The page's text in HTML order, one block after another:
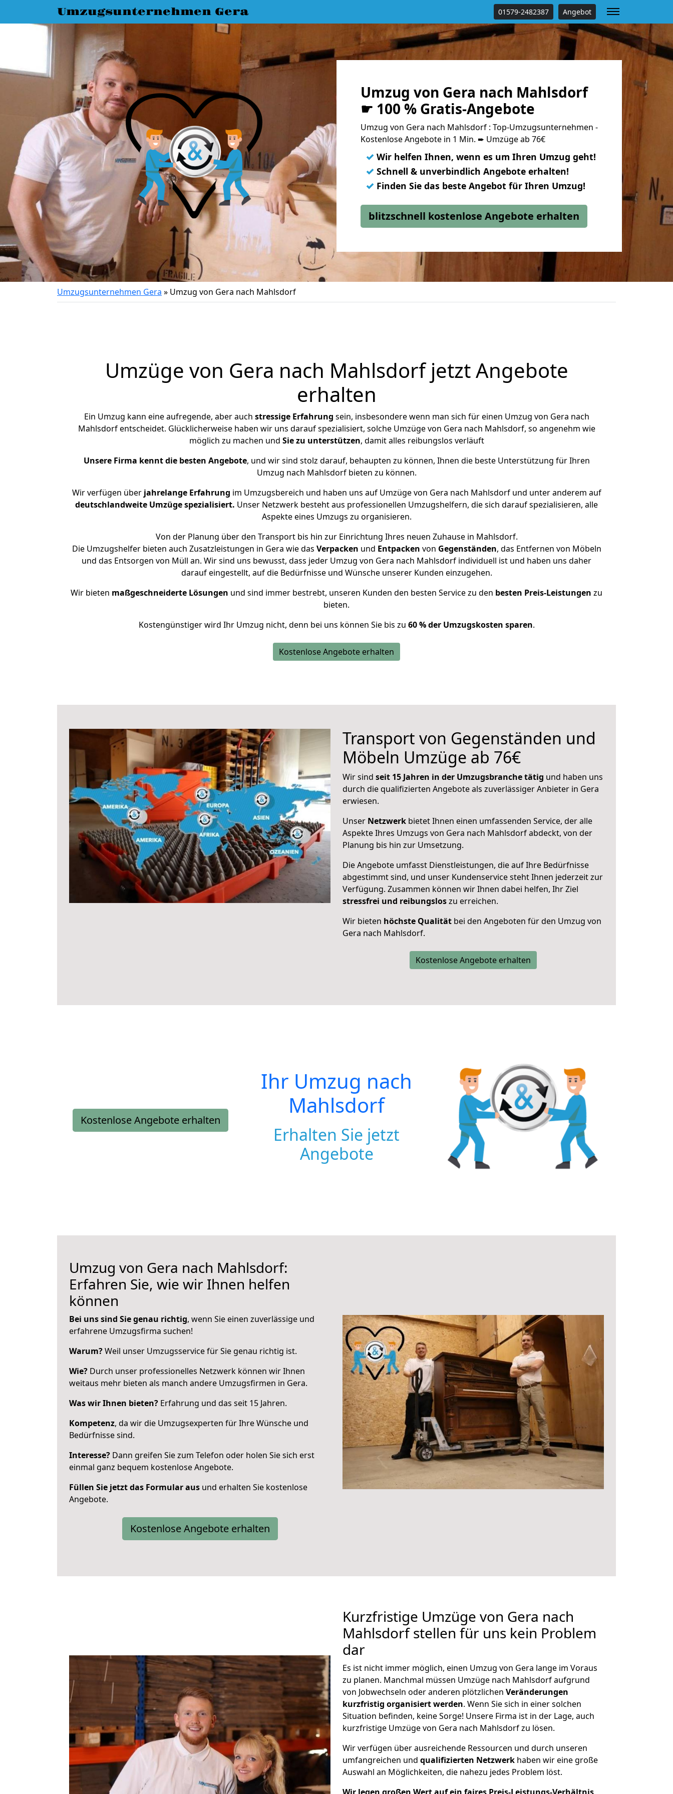
Umzugsunternehmen Gera 01579-2482387 Angebot
Umzug von Gera nach Mahlsdorf
☛ 100 % Gratis-Angebote
Umzug von Gera nach Mahlsdorf : Top-Umzugsunternehmen -
Kostenlose Angebote in 1 Min. ➨ Umzüge ab 76€
✓ Wir helfen Ihnen, wenn es um Ihren Umzug geht!
✓ Schnell & unverbindlich Angebote erhalten!
✓ Finden Sie das beste Angebot für Ihren Umzug!
blitzschnell kostenlose Angebote erhalten
Umzugsunternehmen Gera » Umzug von Gera nach Mahlsdorf
Umzüge von Gera nach Mahlsdorf jetzt Angebote
erhalten
Ein Umzug kann eine aufregende, aber auch stressige Erfahrung sein, insbesondere wenn man sich für einen Umzug von Gera nach
Mahlsdorf entscheidet. Glücklicherweise haben wir uns darauf spezialisiert, solche Umzüge von Gera nach Mahlsdorf, so angenehm wie
möglich zu machen und Sie zu unterstützen, damit alles reibungslos verläuft
Unsere Firma kennt die besten Angebote, und wir sind stolz darauf, behaupten zu können, Ihnen die beste Unterstützung für Ihren
Umzug nach Mahlsdorf bieten zu können.
Wir verfügen überjahrelange Erfahrung im Umzugsbereich und haben uns auf Umzüge von Gera nach Mahlsdorf und unter anderem auf
deutschlandweite Umzüge spezialisiert. Unser Netzwerk besteht aus professionellen Umzugshelfern, die sich darauf spezialisieren, alle
Aspekte eines Umzugs zu organisieren.
Von der Planung über den Transport bis hin zur Einrichtung Ihres neuen Zuhause in Mahlsdorf.
Die Umzugshelfer bieten auch Zusatzleistungen in Gera wie das Verpacken und Entpacken von Gegenständen, das Entfernen von Möbeln
und das Entsorgen von Müll an. Wir sind uns bewusst, dass jeder Umzug von Gera nach Mahlsdorf individuell ist und haben uns daher
darauf eingestellt, auf die Bedürfnisse und Wünsche unserer Kunden einzugehen.
Wir bieten maßgeschneiderte Lösungen und sind immer bestrebt, unseren Kunden den besten Service zu den besten Preis-Leistungen zu
bieten.
Kostengünstiger wird Ihr Umzug nicht, denn bei uns können Sie bis zu 60 % der Umzugskosten sparen.
Kostenlose Angebote erhalten
Transport von Gegenständen und
Möbeln Umzüge ab 76€
Wir sind seit 15 Jahren in der Umzugsbranche tätig und haben uns
durch die qualifizierten Angebote als zuverlässiger Anbieter in Gera
erwiesen.
Unser Netzwerk bietet Ihnen einen umfassenden Service, der alle
Aspekte Ihres Umzugs von Gera nach Mahlsdorf abdeckt, von der
Planung bis hin zur Umsetzung.
Die Angebote umfasst Dienstleistungen, die auf Ihre Bedürfnisse
abgestimmt sind, und unser Kundenservice steht Ihnen jederzeit zur
Verfügung. Zusammen können wir Ihnen dabei helfen, Ihr Ziel
stressfrei und reibungsloszu erreichen.
Wir bieten höchste Qualität bei den Angeboten für den Umzug von
Gera nach Mahlsdorf.
Kostenlose Angebote erhalten
Kostenlose Angebote erhalten
Ihr Umzug nach
Mahlsdorf
Erhalten Sie jetzt
Angebote
Umzug von Gera nach Mahlsdorf:
Erfahren Sie, wie wir Ihnen helfen
können
Bei uns sind Sie genau richtig, wenn Sie einen zuverlässige und
erfahrene Umzugsfirma suchen!
Warum?Weil unser Umzugsservice für Sie genau richtig ist.
Wie? Durch unser professionelles Netzwerk können wir Ihnen
weitaus mehr bieten als manch andere Umzugsfirmen in Gera.
Was wir Ihnen bieten? Erfahrung und das seit 15 Jahren.
Kompetenz, da wir die Umzugsexperten für Ihre Wünsche und
Bedürfnisse sind.
Interesse? Dann greifen Sie zum Telefon oder holen Sie sich erst
einmal ganz bequem kostenlose Angebote.
Füllen Sie jetzt das Formular aus und erhalten Sie kostenlose
Angebote.
Kostenlose Angebote erhalten
Kurzfristige Umzüge von Gera nach
Mahlsdorf stellen für uns kein Problem
dar
Es ist nicht immer möglich, einen Umzug von Gera lange im Voraus
zu planen. Manchmal müssen Umzüge nach Mahlsdorf aufgrund
von Jobwechseln oder anderen plötzlichen Veränderungen
kurzfristig organisiert werden. Wenn Sie sich in einer solchen
Situation befinden, keine Sorge! Unsere Firma ist in der Lage, auch
kurzfristige Umzüge von Gera nach Mahlsdorf zu lösen.
Wir verfügen über ausreichende Ressourcen und durch unseren
umfangreichen und qualifizierten Netzwerk haben wir eine große
Auswahl an Möglichkeiten, die nahezu jedes Problem löst.